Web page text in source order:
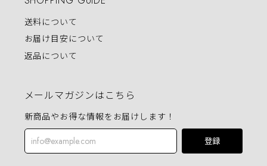
送料について
お届け目安について
返品について
メールマガジンはこちら
新商品やお得な情報をお届けします！
登録